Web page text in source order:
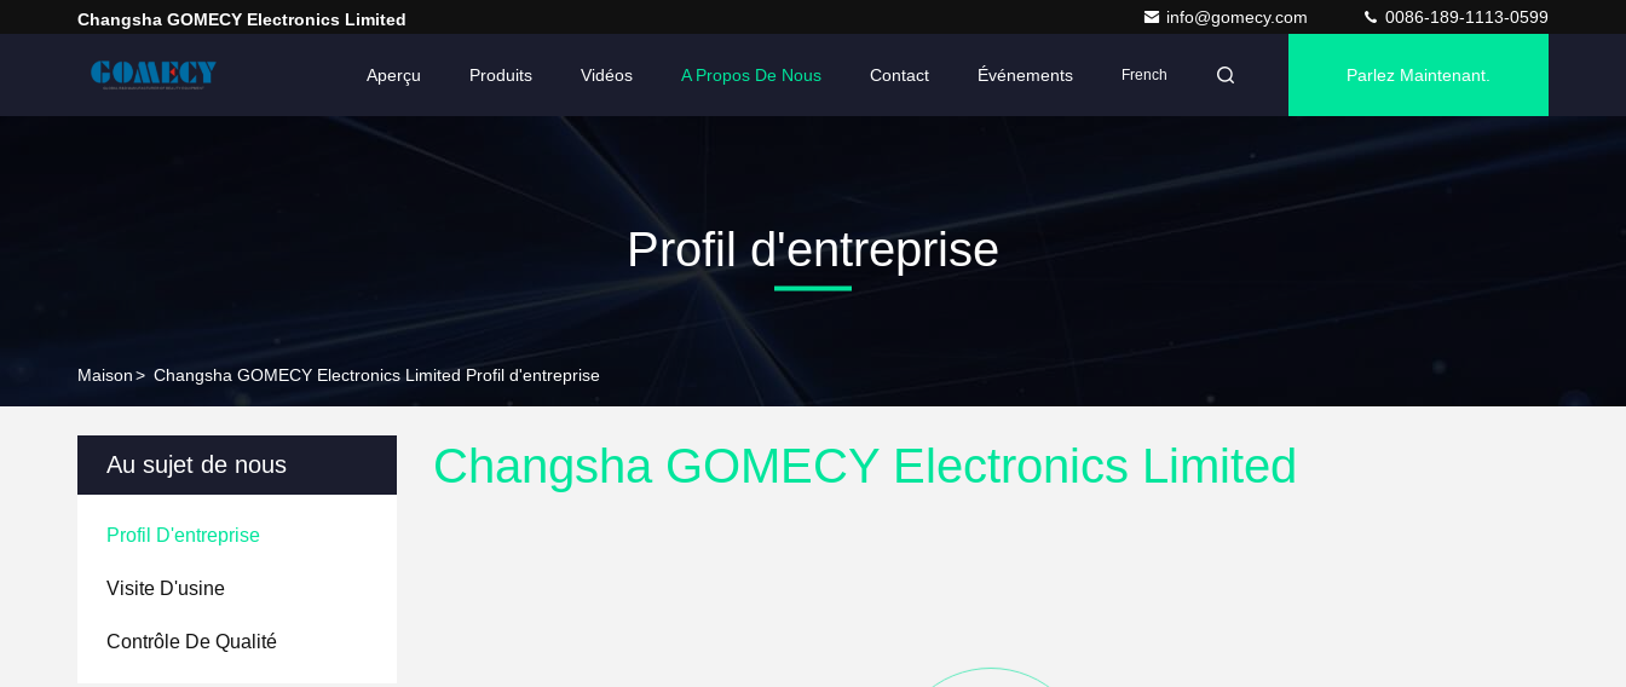
Changsha GOMECY Electronics Limited info@gomecy.com 0086-189-1113-0599
Aperçu Produits Vidéos A Propos De Nous Contact Événements French Parlez Maintenant.
Profil d'entreprise
Maison> Changsha GOMECY Electronics Limited Profil d'entreprise
Au sujet de nous
Profil D'entreprise
Visite D'usine
Contrôle De Qualité
Changsha GOMECY Electronics Limited